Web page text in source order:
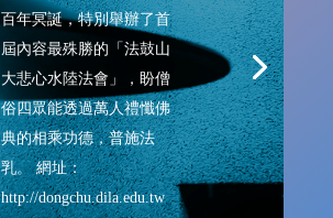
百年冥誕，特別舉辦了首
屆內容最殊勝的「法鼓山
大悲心水陸法會」，盼僧
俗四眾能透過萬人禮懺佛
典的相乘功德，普施法
乳。 網址：
http://dongchu.dila.edu.tw